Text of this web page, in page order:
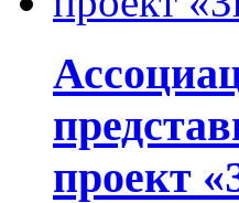
проект